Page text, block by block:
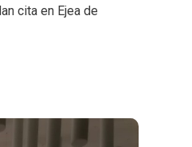
cita en Ejea de